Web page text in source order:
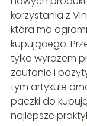
korzystania z
która ma
kupującego.
tylko wyrazem
zaufanie i
tym artykule
paczki do
najlepsze